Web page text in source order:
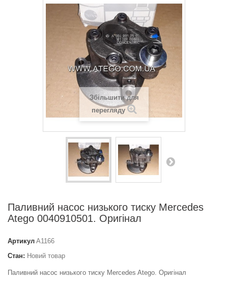
Збільшити для
перегляду
Паливний насос низького тиску Mercedes
Atego 0040910501. Оригінал
Артикул A1166
Стан: Новий товар
Паливний насос низького тиску Mercedes Atego. Оригінал